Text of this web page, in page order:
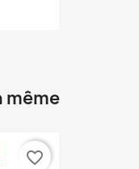
même
favorite_border